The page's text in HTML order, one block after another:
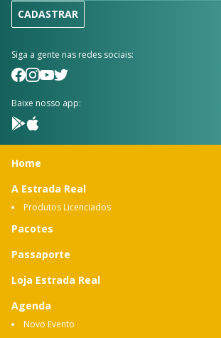
CADASTRAR
Siga a gente nas redes sociais:
Baixe nosso app:
Home
A Estrada Real
Produtos Licenciados
Pacotes
Passaporte
Loja Estrada Real
Agenda
Novo Evento